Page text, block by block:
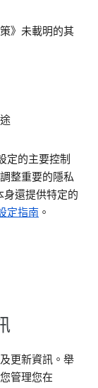
》未載明的其
定的主要控制
整重要的隱私
身還提供特定的
定指南 。
更新資訊。舉
管理您在